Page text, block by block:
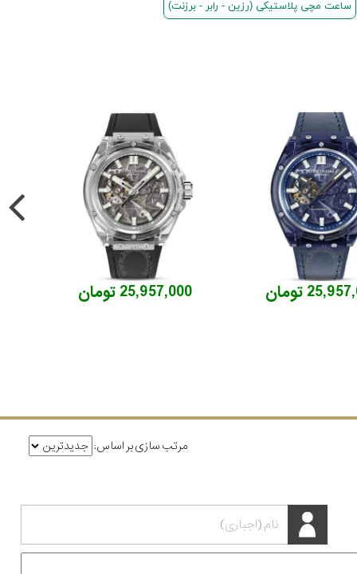
ساعت مچی پلاستیکی (رزین - رابر - برزنت)
25,957,000 تومان تومان
مرتب سازی بر اساس: